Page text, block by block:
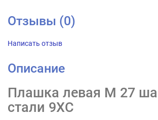
Отзывы (0)
Написать отзыв
Описание
Плашка левая М 27
стали 9ХС